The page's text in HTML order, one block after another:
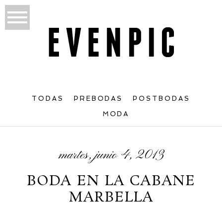
TODAS PREBODAS POSTBODAS
MODA
martes, junio 4, 2013
BODA EN LA CABANE
MARBELLA